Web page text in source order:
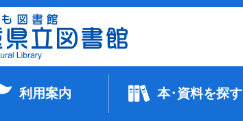
利用案内 本･資料を探す